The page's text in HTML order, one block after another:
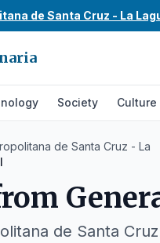
de Santa Cruz - La
Society Culture
de Santa Cruz - La
de Santa